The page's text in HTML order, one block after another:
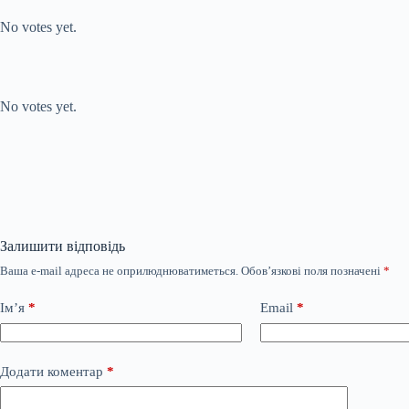
No votes yet.
No votes yet.
Залишити відповідь
Ваша e-mail адреса не оприлюднюватиметься. Обов’язкові поля позначені *
Ім’я * Email *
Додати коментар *